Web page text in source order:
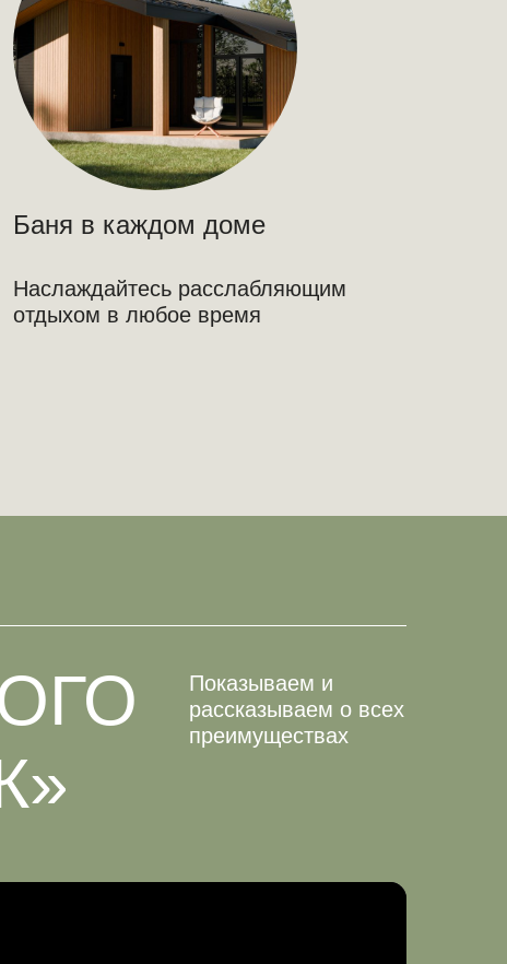
Баня в каждом доме
Наслаждайтесь расслабляющим
отдыхом в любое время
Показываем и
рассказываем о всех
преимуществах